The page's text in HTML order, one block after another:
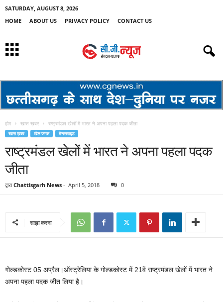
SATURDAY, AUGUST 8, 2026
HOME
ABOUT US PRIVACY POLICY CONTACT US
होम खास ख़बर राष्ट्रमंडल खेलों में भारत ने अपना पहला पदक जीता
खास ख़बर खेल जगत मेनस्लाइड
राष्ट्रमंडल खेलों में भारत ने अपना पहला पदक
जीता
द्वारा Chattisgarh News - April 5, 2018 0
साझा करना
गोल्डकोस्ट 05 अप्रैल।ऑस्ट्रेलिया के गोल्डकोस्ट में 21वें राष्ट्रमंडल खेलों में भारत ने
अपना पहला पदक जीत लिया है।